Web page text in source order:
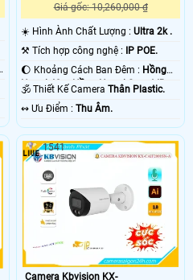
Giá gốc: 10,260,000 ₫
☀️ Hình Ành Chất Lượng :Ultra 2k .
⚒ Tích hợp công nghệ :
IP POE.
🌔 Khoảng Cách Ban Đêm : Hồng
Ngoại 40m Hồng Ngoại Smart IR.
🕉️ Thiết Kế CameraThân Plastic.
️↭ Ưu Điểm :Thu Âm.
Camera Kbvision KX-
1541